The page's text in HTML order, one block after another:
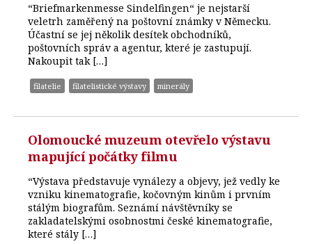
“Briefmarkenmesse Sindelfingen“ je nejstarší
veletrh zaměřený na poštovní známky v Německu.
Účastní se jej několik desítek obchodníků,
poštovních správ a agentur, které je zastupují.
Nakoupit tak […]
filatelie filatelistické výstavy minerály
Olomoucké muzeum otevřelo výstavu
mapující počátky filmu
“Výstava představuje vynálezy a objevy, jež vedly ke
vzniku kinematografie, kočovným kinům i prvním
stálým biografům. Seznámí návštěvníky se
zakladatelskými osobnostmi české kinematografie,
které stály […]